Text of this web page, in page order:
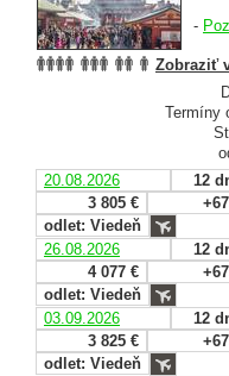
-
Zobraziť
Termíny
20.08.2026
12
3 805 €
odlet: Viedeň
26.08.2026
12
4 077 €
odlet: Viedeň
03.09.2026
12
3 825 €
odlet: Viedeň